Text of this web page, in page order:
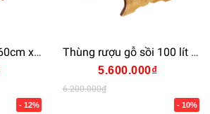
Trống trường học (60cm x 80cm)
- 12%
Thùng rượu gỗ sồi 100 lít Vòi Crom
5.600.000₫
6.200.000₫
- 10%